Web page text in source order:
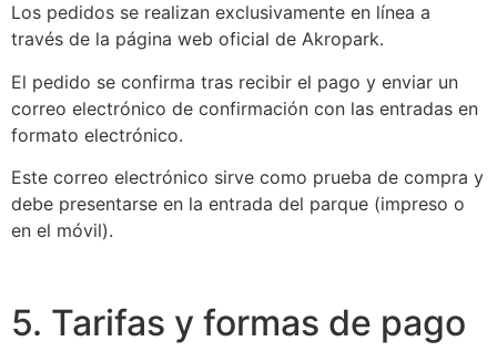
Los pedidos se realizan exclusivamente en línea a
través de la página web oficial de Akropark.
El pedido se confirma tras recibir el pago y enviar un
correo electrónico de confirmación con las entradas en
formato electrónico.
Este correo electrónico sirve como prueba de compra y
debe presentarse en la entrada del parque (impreso o
en el móvil).
5. Tarifas y formas de pago